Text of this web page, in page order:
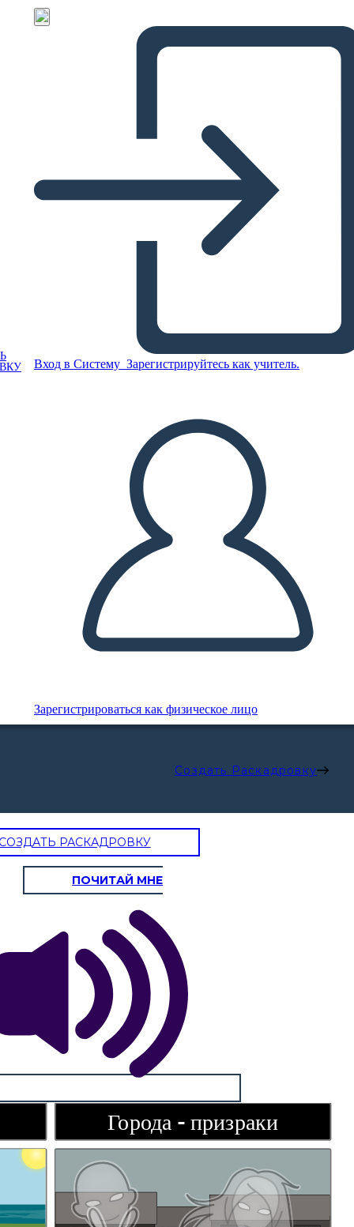
Вход в Систему Зарегистрируйтесь как учитель.
Зарегистрироваться как физическое лицо
Создать Раскадровку
СОЗДАТЬ РАСКАДРОВКУ
ПОЧИТАЙ МНЕ
Города-призраки